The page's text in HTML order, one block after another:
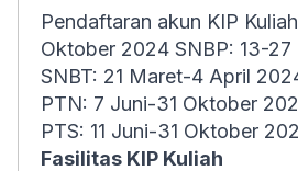
Pendaftaran akun KIP
Oktober 2024 SNBP: 13-
SNBT: 21 Maret-4 April
PTN: 7 Juni-31 Oktober
PTS: 11 Juni-31 Oktober
Fasilitas KIP Kuliah